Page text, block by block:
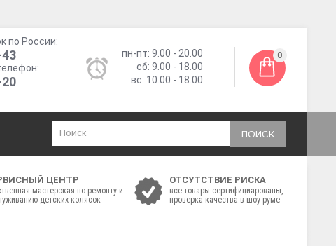
по России:
пн-пт: 9.00 - 20.00
сб: 9.00 - 18.00
вс: 10.00 - 18.00
0
ПОИСК
ЦЕНТР
мастерская по ремонту и
детских колясок
ОТСУТСТВИЕ РИСКА
все товары сертифициарованы,
проверка качества в шоу-руме